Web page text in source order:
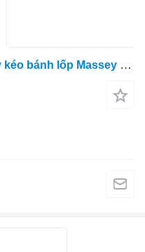
Bộ lọc thuỷ lực dành cho máy kéo bánh lốp Massey Ferguson 6260